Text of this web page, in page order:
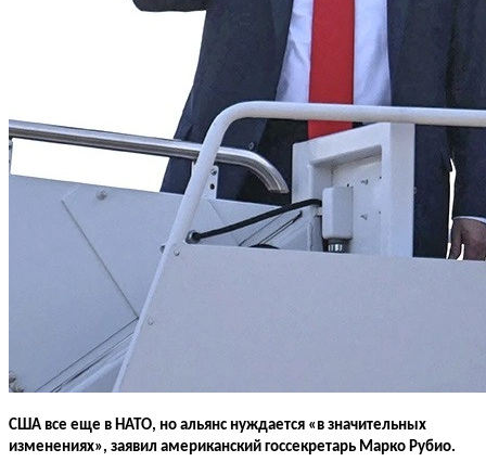
США все еще в НАТО, но альянс нуждается «в значительных
изменениях», заявил американский госсекретарь Марко Рубио.